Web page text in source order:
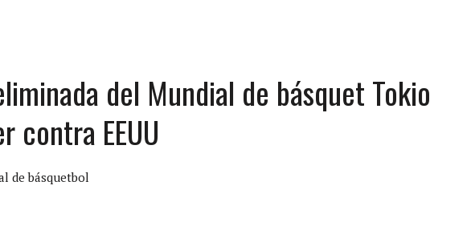
EN COLORADO POR ASESINATO DE UNA ADOLESCENTE VENEZOLANA EN REUNIÓN CON AMIGOS
BROTE PSICÓTICO POR FALTA DE TRATAMIENTO DESENCADENÓ TRAGEDIA FAMILIAR
BARINAS: UN HOMBRE INDUJO AL SUICIDIO A UNA ADOLESCENTE DE 13 AÑOS TRAS ABUSAR DE ELLA
FORMA EN LA QUE SOBREVIVIÓ UN HOMBRE Y SU FAMILIA TRAS LOS TERREMOTOS: CAYERON DESDE EL PISO NUEVE DEL
GAS GENERÓ EXPLOSIÓN EN LOCAL COMERCIAL DE CHACAO
del Mundial de básquet Tokio
contra EEUU
de básquetbol